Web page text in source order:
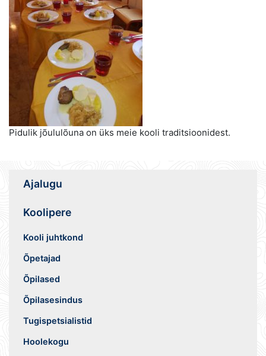
Pidulik jõululõuna on üks meie kooli traditsioonidest.
Ajalugu
Koolipere
Kooli juhtkond
Õpetajad
Õpilased
Õpilasesindus
Tugispetsialistid
Hoolekogu